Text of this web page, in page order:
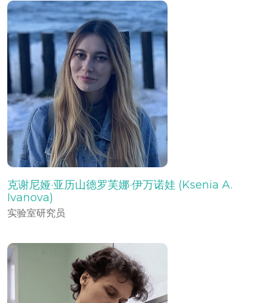
克谢尼娅·亚历山德罗芙娜·伊万诺娃 (Ksenia A.
Ivanova)
实验室研究员